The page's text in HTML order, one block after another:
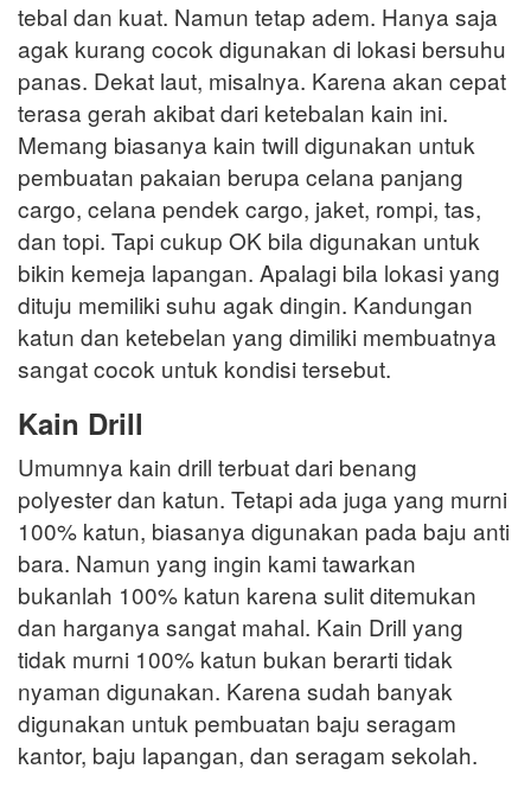
tebal dan kuat. Namun tetap adem. Hanya saja
agak kurang cocok digunakan di lokasi bersuhu
panas. Dekat laut, misalnya. Karena akan cepat
terasa gerah akibat dari ketebalan kain ini.
Memang biasanya kain twill digunakan untuk
pembuatan pakaian berupa celana panjang
cargo, celana pendek cargo, jaket, rompi, tas,
dan topi. Tapi cukup OK bila digunakan untuk
bikin kemeja lapangan. Apalagi bila lokasi yang
dituju memiliki suhu agak dingin. Kandungan
katun dan ketebelan yang dimiliki membuatnya
sangat cocok untuk kondisi tersebut.
Kain Drill
Umumnya kain drill terbuat dari benang
polyester dan katun. Tetapi ada juga yang murni
100% katun, biasanya digunakan pada baju anti
bara. Namun yang ingin kami tawarkan
bukanlah 100% katun karena sulit ditemukan
dan harganya sangat mahal. Kain Drill yang
tidak murni 100% katun bukan berarti tidak
nyaman digunakan. Karena sudah banyak
digunakan untuk pembuatan baju seragam
kantor, baju lapangan, dan seragam sekolah.